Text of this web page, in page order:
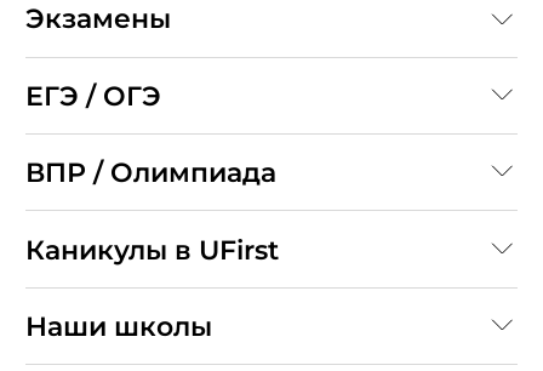
Экзамены
ЕГЭ / ОГЭ
ВПР / Олимпиада
Каникулы в UFirst
Наши школы